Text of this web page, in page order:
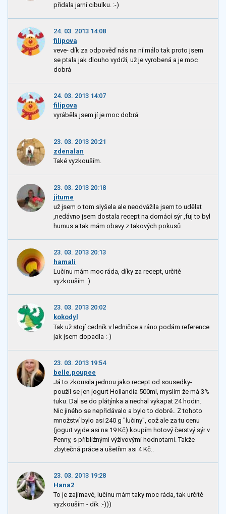
přidala jarní cibulku. :-)
24. 03. 2013 14:08
filipova
veve- dík za odpověď nás na ní málo tak proto jsem
se ptala jak dlouho vydrží, už je vyrobená a je moc
dobrá
24. 03. 2013 14:07
filipova
vyráběla jsem jí je moc dobrá
23. 03. 2013 20:21
zdenalan
Také vyzkouším.
23. 03. 2013 20:18
jitume
už jsem o tom slyšela ale neodvážila jsem to udělat
,nedávno jsem dostala recept na domácí sýr ,fuj to byl
humus a tak mám obavy z takových pokusů
23. 03. 2013 20:13
hamali
Lučinu mám moc ráda, díky za recept, určitě
vyzkouším :)
23. 03. 2013 20:02
kokodyl
Tak už stojí cedník v ledničce a ráno podám reference
jak jsem dopadla :-)
23. 03. 2013 19:54
belle.poupee
Já to zkousila jednou jako recept od sousedky-
použil se jen jogurt Hollandia 500ml, myslím že má 3%
tuku. Dal se do plátýnka a nechal vykapat 24 hodin.
Nic jiného se nepřidávalo a bylo to dobré.. Z tohoto
množství bylo asi 240 g "lučiny", což ale za tu cenu
(jogurt vyjde asi na 19 Kč) koupím hotový čerstvý sýr v
Penny, s přibližnými výživovými hodnotami. Takže
zbytečná práce a ušetřim asi 4 Kč..
23. 03. 2013 19:28
Hana2
To je zajímavé, lučinu mám taky moc ráda, tak určitě
vyzkouším - dík :-)))